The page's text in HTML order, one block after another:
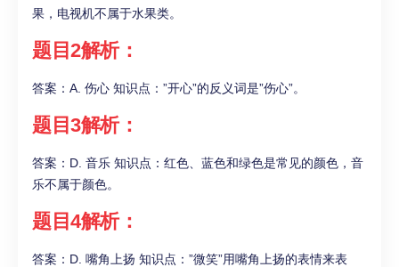
果，电视机不属于水果类。
题目2解析：
答案：A. 伤心 知识点：”开心”的反义词是”伤心”。
题目3解析：
答案：D. 音乐 知识点：红色、蓝色和绿色是常见的颜色，音
乐不属于颜色。
题目4解析：
答案：D. 嘴角上扬 知识点：”微笑”用嘴角上扬的表情来表